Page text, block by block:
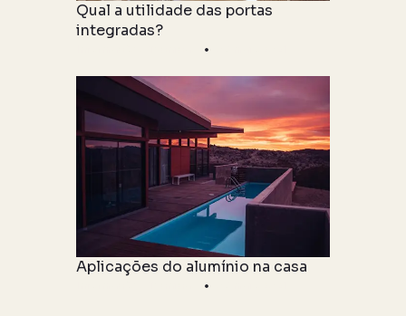
Qual a utilidade das portas
integradas?
Aplicações do alumínio na casa